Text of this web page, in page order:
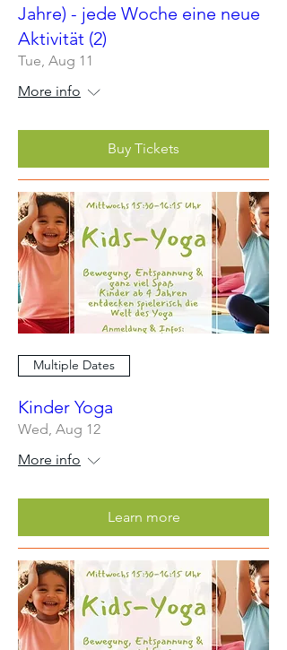
Jahre) - jede Woche eine neue
Aktivität (2)
Tue, Aug 11
More info
Buy Tickets
Multiple Dates
Kinder Yoga
Wed, Aug 12
More info
Learn more